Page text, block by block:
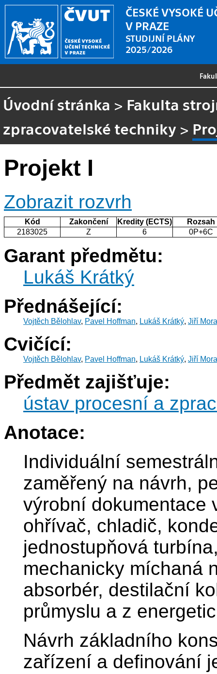
ČESKÉ VYSOKÉ
V PRAZE
STUDIJNÍ PLÁNY
2025/2026
Úvodní stránka > Fakulta
zpracovatelské techniky >
Projekt I
Zobrazit rozvrh
Kód Zakončení Kredity (ECTS)
Rozsah
2183025
Z 6 0P+6C
Garant předmětu:
Lukáš Krátký
Přednášející:
Vojtěch Bělohlav, Pavel Hoffman, Lukáš Krátký, Jiří
Cvičící:
Vojtěch Bělohlav, Pavel Hoffman, Lukáš Krátký, Jiří
Předmět zajišťuje:
ústav procesní a
Anotace:
Individuální
zaměřený na návrh,
výrobní dokumentace
ohřívač, chladič,
jednostupňová
mechanicky míchaná
absorbér, destilační
průmyslu a z
Návrh základního
zařízení a definování